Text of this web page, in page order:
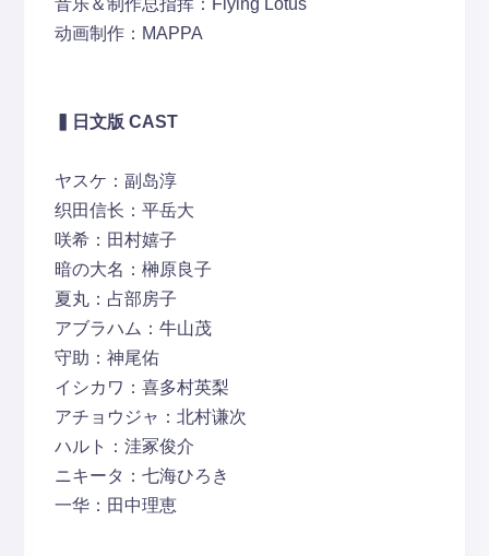
动画制作：MAPPA
日文版 CAST
ヤスケ：副岛淳
织田信长：平岳大
咲希：田村嬉子
暗の大名：榊原良子
夏丸：占部房子
アブラハム：牛山茂
守助：神尾佑
イシカワ：喜多村英梨
アチョウジャ：北村谦次
ハルト：洼冢俊介
ニキータ：七海ひろき
一华：田中理恵